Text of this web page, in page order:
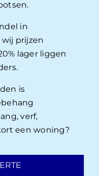
in
prijzen
lager liggen
is
verf,
een woning?